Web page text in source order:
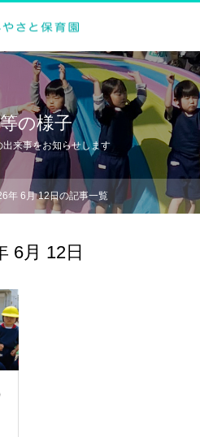
の様子
来事をお知らせします
年 6月 12日の記事一覧
6月 12日